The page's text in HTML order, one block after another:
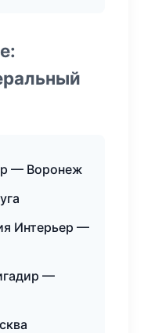
— Воронеж
Интерьер —
—